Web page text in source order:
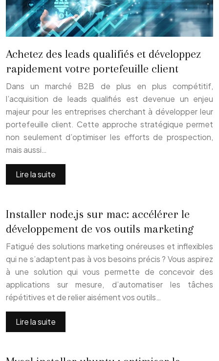
Achetez des leads qualifiés et développez
rapidement votre portefeuille client
Dans un marché B2B de plus en plus compétitif,
l’acquisition de leads qualifiés est devenue un enjeu
majeur pour les entreprises cherchant à développer leur
portefeuille client. Cette approche stratégique permet
non seulement d’optimiser les efforts de prospection,
mais aussi…
Lire la suite
Installer node.js sur mac: accélérer le
développement de vos outils marketing
Fatigué des solutions marketing onéreuses et inflexibles
qui ne s’adaptent pas à vos besoins précis ? Vous aspirez
à une solution qui vous permette de concevoir des
applications sur mesure, d’automatiser les tâches
répétitives et de relier aisément vos outils…
Lire la suite